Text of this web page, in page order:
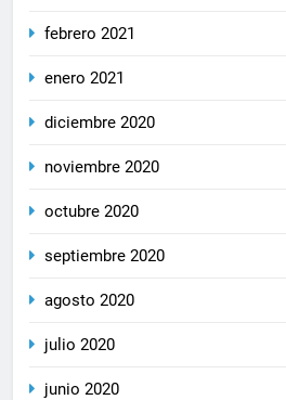
febrero 2021
enero 2021
diciembre 2020
noviembre 2020
octubre 2020
septiembre 2020
agosto 2020
julio 2020
junio 2020